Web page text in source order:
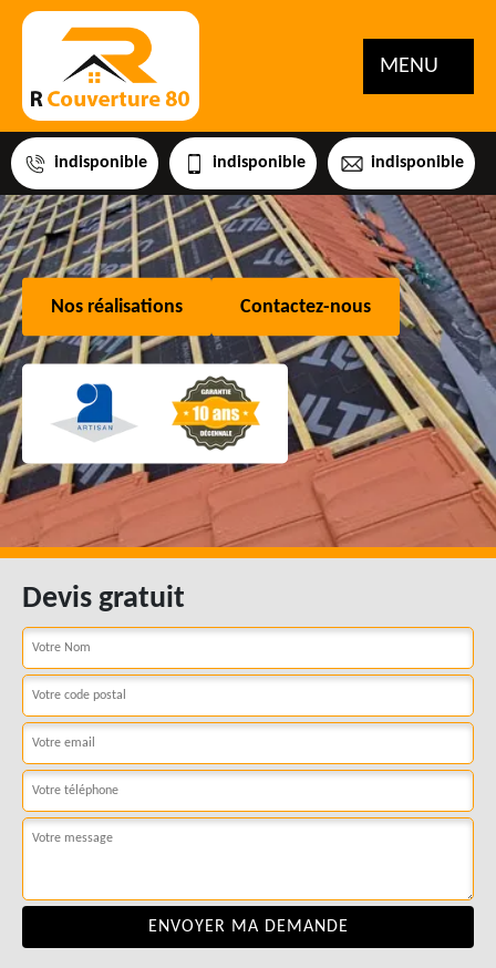
MENU
indisponible indisponible indisponible
Nos réalisations Contactez-nous
Devis gratuit